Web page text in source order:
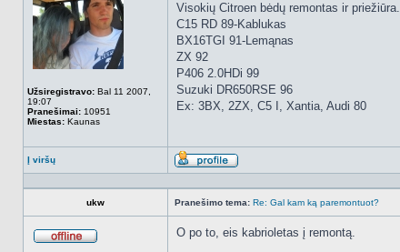
Užsiregistravo: Bal 11 2007,
19:07
Pranešimai: 10951
Miestas: Kaunas
Visokių Citroen bėdų remontas ir priežiūra.
C15 RD 89-Kablukas
BX16TGI 91-Lemąnas
ZX 92
P406 2.0HDi 99
Suzuki DR650RSE 96
Ex: 3BX, 2ZX, C5 I, Xantia, Audi 80
Į viršų
Aprašymas
ukw
Pranešimo tema: Re: Gal kam ką paremontuot?
O po to, eis kabrioletas į remontą.